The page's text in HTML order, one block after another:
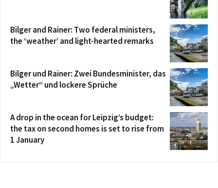
Bilger and Rainer: Two federal ministers,
the ‘weather’ and light-hearted remarks
Bilger und Rainer: Zwei Bundesminister, das
„Wetter“ und lockere Sprüche
A drop in the ocean for Leipzig’s budget:
the tax on second homes is set to rise from
1 January